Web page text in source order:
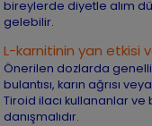
bireylerde diyetle alım
gelebilir.
L-karnitinin yan etkisi
Önerilen dozlarda
bulantısı, karın ağrısı
Tiroid ilacı kullananlar
danışmalıdır.